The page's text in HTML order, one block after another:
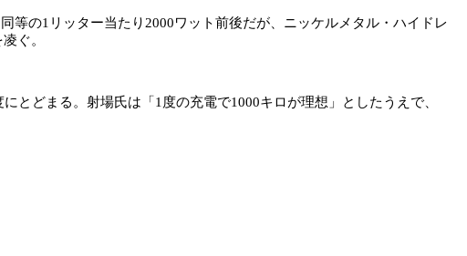
の1リッター当たり2000ワット前後だが、ニッケルメタル・ハイドレ
ぐ。
どまる。射場氏は「1度の充電で1000キロが理想」としたうえで、